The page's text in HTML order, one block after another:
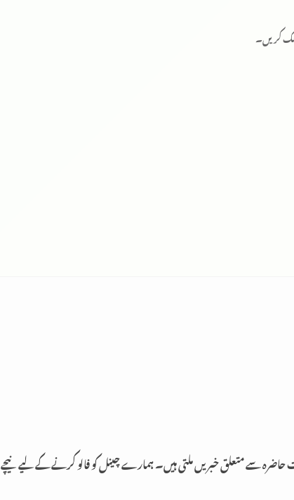
کریں۔
حاضرہ سے متعلق خبریں ملتی ہیں۔ ہمارے چینل کو فالو کرنے کے لیے نیچے